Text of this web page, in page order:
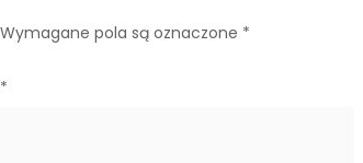
Wymagane pola są oznaczone *
*